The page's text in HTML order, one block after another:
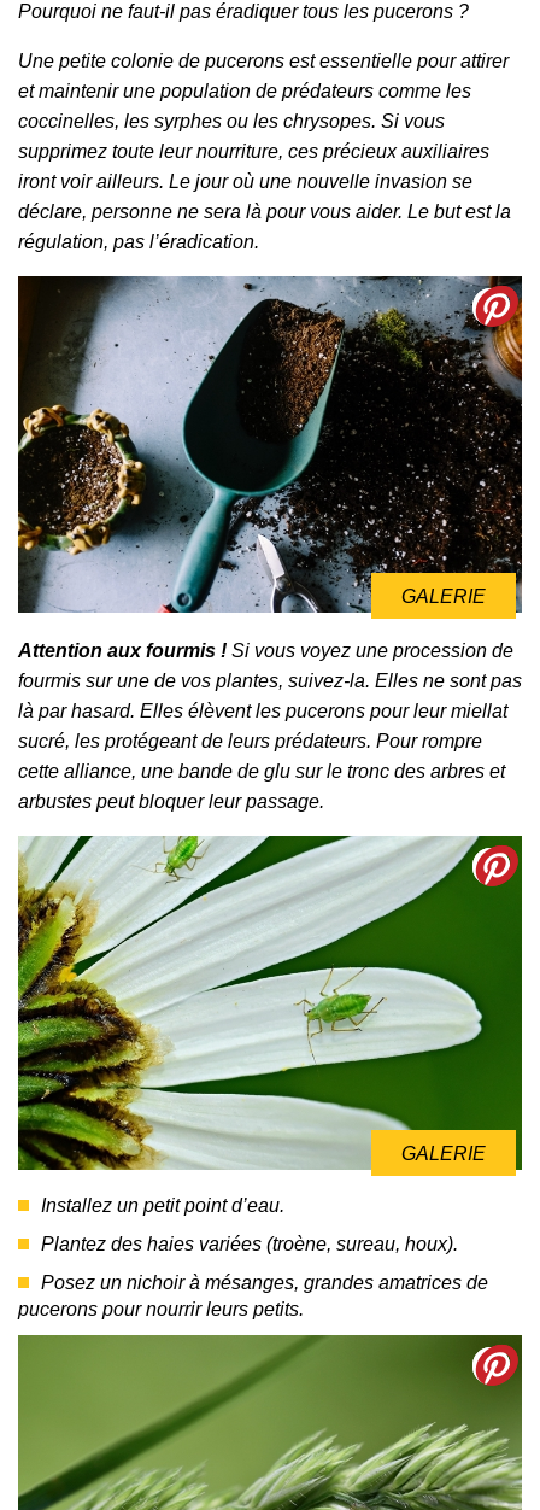
Pourquoi ne faut-il pas éradiquer tous les pucerons ?
Une petite colonie de pucerons est essentielle pour attirer
et maintenir une population de prédateurs comme les
coccinelles, les syrphes ou les chrysopes. Si vous
supprimez toute leur nourriture, ces précieux auxiliaires
iront voir ailleurs. Le jour où une nouvelle invasion se
déclare, personne ne sera là pour vous aider. Le but est la
régulation, pas l’éradication.
GALERIE
Attention aux fourmis ! Si vous voyez une procession de
fourmis sur une de vos plantes, suivez-la. Elles ne sont pas
là par hasard. Elles élèvent les pucerons pour leur miellat
sucré, les protégeant de leurs prédateurs. Pour rompre
cette alliance, une bande de glu sur le tronc des arbres et
arbustes peut bloquer leur passage.
GALERIE
Installez un petit point d’eau.
Plantez des haies variées (troène, sureau, houx).
Posez un nichoir à mésanges, grandes amatrices de
pucerons pour nourrir leurs petits.